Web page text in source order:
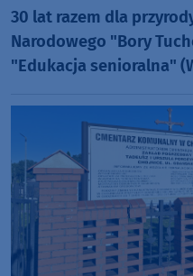
30 lat razem dla
Narodowego "Bory
"Edukacja senioralna"